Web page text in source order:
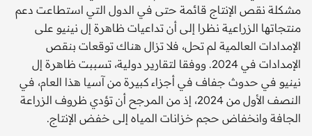
مشكلة نقص الإنتاج قائمة حتى في الدول التي استطاعت دعم
منتجاتها الزراعية نظرا إلى أن تداعيات ظاهرة إل نينيو على
الإمدادات العالمية لم تحل، فلا تزال هناك توقعات بنقص
الإمدادات في 2024. ووفقا لتقارير دولية، تسببت ظاهرة إل
نينيو في حدوث جفاف في أجزاء كبيرة من آسيا هذا العام، في
النصف الأول من 2024، إذ من المرجح أن تؤدي ظروف الزراعة
الجافة وانخفاض حجم خزانات المياه إلى خفض الإنتاج.